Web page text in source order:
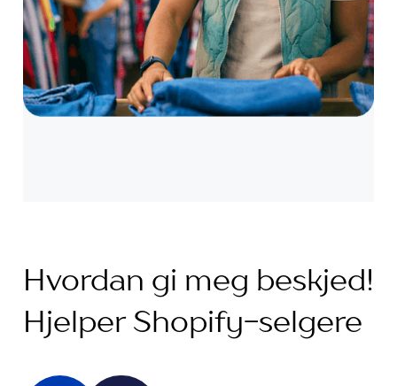
Hvordan gi meg beskjed!
Hjelper Shopify-selgere